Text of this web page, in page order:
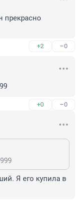
прекрасно
+2 –0
+0 –0
Я его купила в